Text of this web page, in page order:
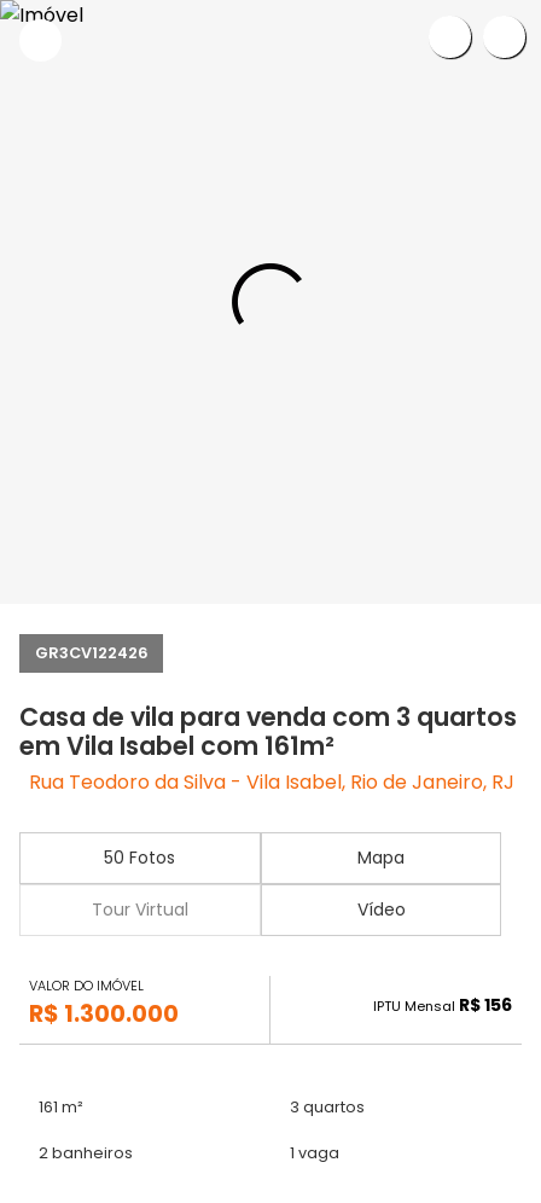
GR3CV122426
Casa de vila para venda com 3 quartos
em Vila Isabel com 161m²
Rua Teodoro da Silva - Vila Isabel, Rio de Janeiro, RJ
50 Fotos Mapa
Tour Virtual Vídeo
VALOR DO IMÓVEL
R$ 1.300.000 IPTU Mensal R$ 156
161 m² 3 quartos
2 banheiros 1 vaga